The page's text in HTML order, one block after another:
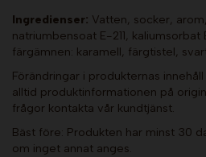
Ingredienser: Vatten, socker,
natriumbensoat E-211, kaliumsorbat
färgämnen: karamell, färgtistel,
Förändringar i produkternas
alltid produktinformationen på
frågor kontakta vår kundtjänst.
Bäst före: Produkten har minst 30
om inget annat anges.